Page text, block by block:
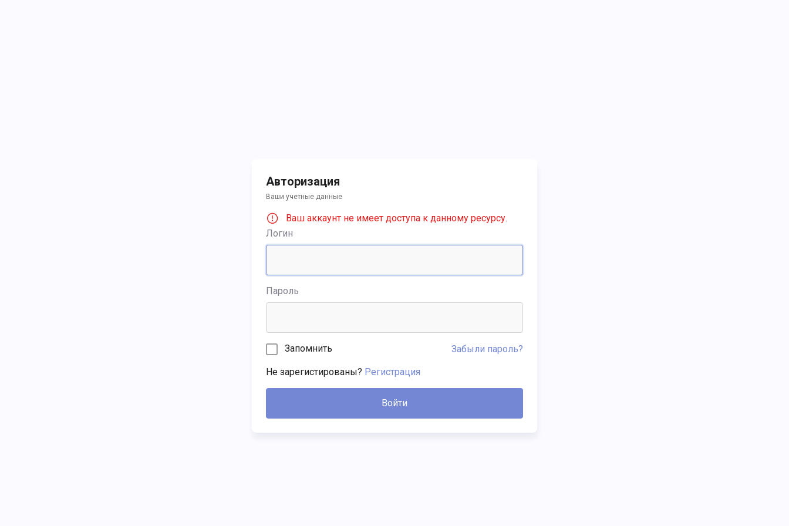
Авторизация
Ваши учетные данные
Ваш аккаунт не имеет доступа к данному ресурсу.
Логин
Пароль
Запомнить Забыли пароль?
Не зарегистированы? Регистрация